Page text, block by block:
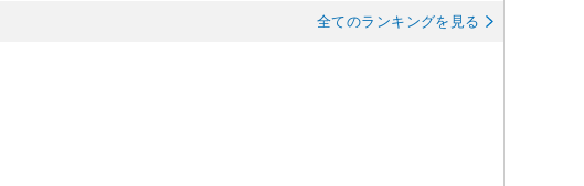
全てのランキングを見る